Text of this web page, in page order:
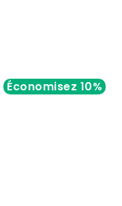
Économisez 10%